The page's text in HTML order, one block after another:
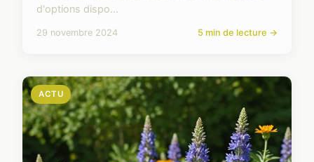
d'options dispo...
29 novembre 2024 5 min de lecture →
ACTU